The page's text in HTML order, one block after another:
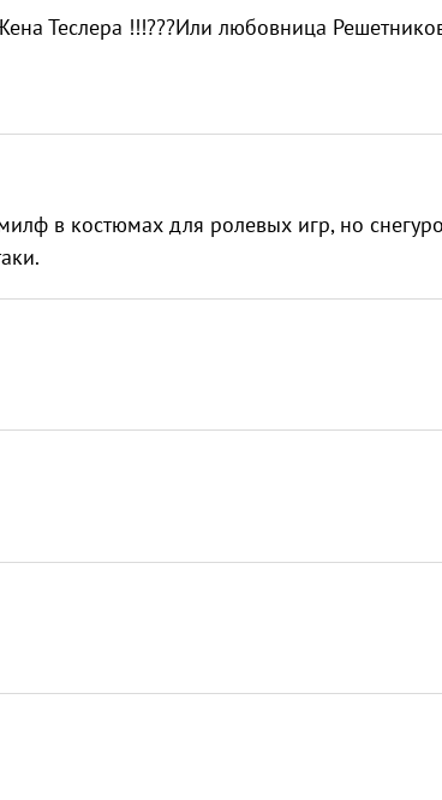
Теслера !!!???Или любовница
в костюмах для ролевых игр, но